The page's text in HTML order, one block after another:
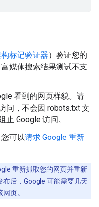
标记验证器）验证您的
媒体搜索结果测试不支
看到的网页样貌。请
问，不会因 robots.txt 文
止 Google 访问。
可以请求 Google 重新
重新抓取您的网页并重新
后，Google 可能需要几天
页。